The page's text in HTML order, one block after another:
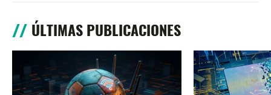
ÚLTIMAS PUBLICACIONES